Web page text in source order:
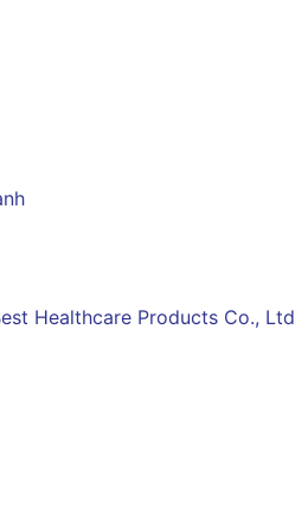
Healthcare Products Co., Ltd